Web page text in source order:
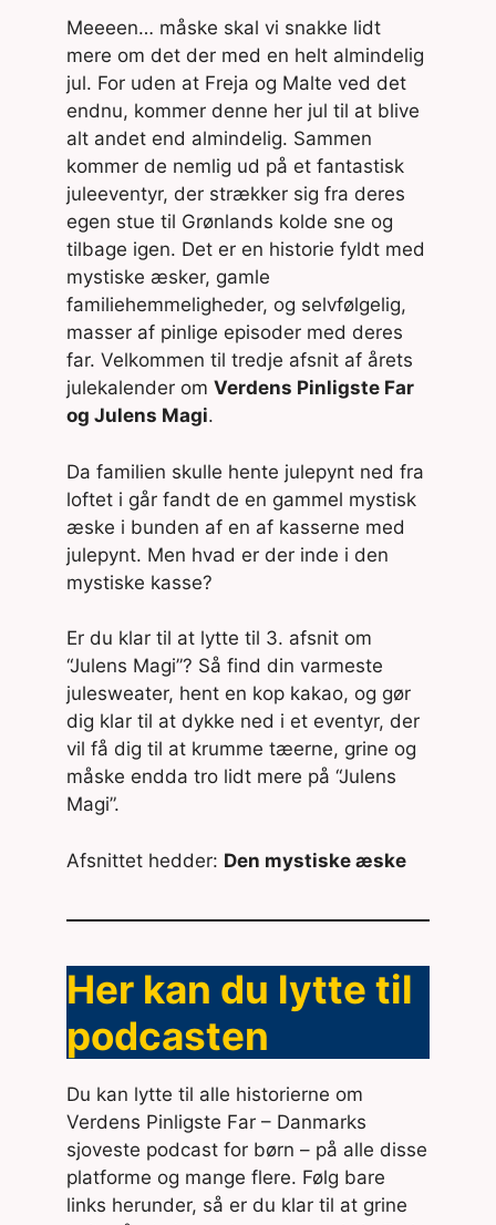
Meeeen… måske skal vi snakke lidt
mere om det der med en helt almindelig
jul. For uden at Freja og Malte ved det
endnu, kommer denne her jul til at blive
alt andet end almindelig. Sammen
kommer de nemlig ud på et fantastisk
juleeventyr, der strækker sig fra deres
egen stue til Grønlands kolde sne og
tilbage igen. Det er en historie fyldt med
mystiske æsker, gamle
familiehemmeligheder, og selvfølgelig,
masser af pinlige episoder med deres
far. Velkommen til tredje afsnit af årets
julekalender om Verdens Pinligste Far
og Julens Magi.
Da familien skulle hente julepynt ned fra
loftet i går fandt de en gammel mystisk
æske i bunden af en af kasserne med
julepynt. Men hvad er der inde i den
mystiske kasse?
Er du klar til at lytte til 3. afsnit om
“Julens Magi”? Så find din varmeste
julesweater, hent en kop kakao, og gør
dig klar til at dykke ned i et eventyr, der
vil få dig til at krumme tæerne, grine og
måske endda tro lidt mere på “Julens
Magi”.
Afsnittet hedder: Den mystiske æske
Her kan du lytte til
podcasten
Du kan lytte til alle historierne om
Verdens Pinligste Far – Danmarks
sjoveste podcast for børn – på alle disse
platforme og mange flere. Følg bare
links herunder, så er du klar til at grine